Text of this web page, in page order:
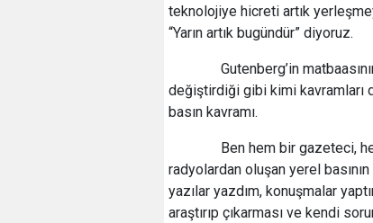
teknolojiye hicreti artık
“Yarın artık bugündür” diyoruz.
Gutenberg’in
değiştirdiği gibi kimi kavramları
basın kavramı.
Ben hem bir gazeteci,
radyolardan oluşan yerel
yazılar yazdım, konuşmalar
araştırıp çıkarması ve kendi